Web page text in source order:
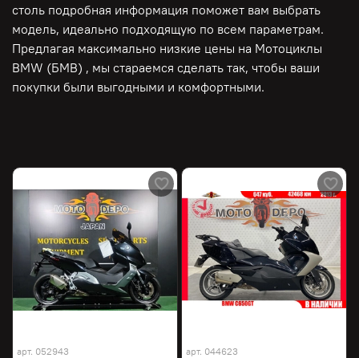
столь подробная информация поможет вам выбрать
модель, идеально подходящую по всем параметрам.
Предлагая максимально низкие цены на Мотоциклы
BMW (БМВ) , мы стараемся сделать так, чтобы ваши
покупки были выгодными и комфортными.
арт. 052943 арт. 044623